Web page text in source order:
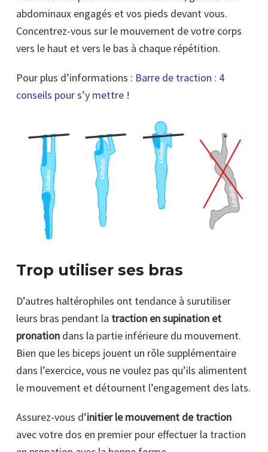
abdominaux engagés et vos pieds devant vous.
Concentrez-vous sur le mouvement de votre corps
vers le haut et vers le bas à chaque répétition.
Pour plus d’informations : Barre de traction : 4
conseils pour s’y mettre !
Trop utiliser ses bras
D’autres haltérophiles ont tendance à surutiliser
leurs bras pendant la traction en supination et
pronation dans la partie inférieure du mouvement.
Bien que les biceps jouent un rôle supplémentaire
dans l’exercice, vous ne voulez pas qu’ils alimentent
le mouvement et détournent l’engagement des lats.
Assurez-vous d’initier le mouvement de traction
avec votre dos en premier pour effectuer la traction